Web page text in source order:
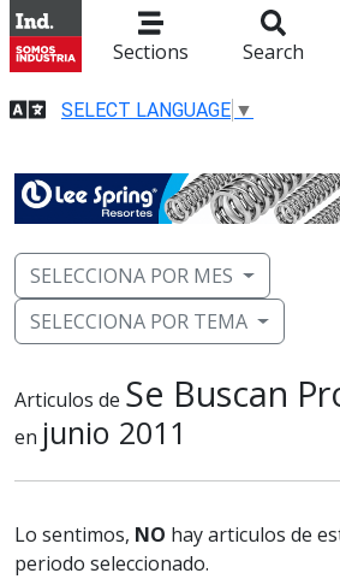
Sections Search
SELECT LANGUAGE ▼
SELECCIONA POR MES
SELECCIONA POR TEMA
Articulos de Se Buscan
en junio 2011
Lo sentimos, NO hay articulos de
periodo seleccionado.